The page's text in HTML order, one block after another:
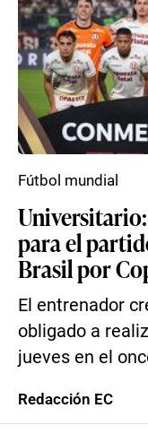
para el
Brasil por
El entrenador
obligado a
jueves en el
Fútbol mundial
Redacción EC